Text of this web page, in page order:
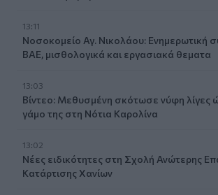
13:11
Νοσοκομείο Αγ. Νικολάου: Ενημερωτική
ΒΑΕ, μισθολογικά και εργασιακά θεματα
13:03
Βίντεο: Μεθυσμένη σκότωσε νύφη λίγες
γάμο της στη Νότια Καρολίνα
13:02
Νέες ειδικότητες στη Σχολή Ανώτερης
Κατάρτισης Χανίων